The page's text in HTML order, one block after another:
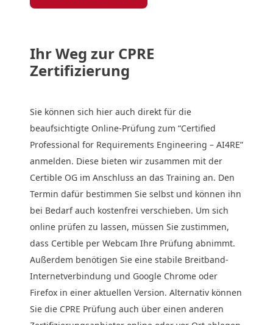
Ihr Weg zur CPRE
Zertifizierung
Sie können sich hier auch direkt für die
beaufsichtigte Online-Prüfung zum “Certified
Professional for Requirements Engineering – AI4RE”
anmelden. Diese bieten wir zusammen mit der
Certible OG im Anschluss an das Training an. Den
Termin dafür bestimmen Sie selbst und können ihn
bei Bedarf auch kostenfrei verschieben. Um sich
online prüfen zu lassen, müssen Sie zustimmen,
dass Certible per Webcam Ihre Prüfung abnimmt.
Außerdem benötigen Sie eine stabile Breitband-
Internetverbindung und Google Chrome oder
Firefox in einer aktuellen Version. Alternativ können
Sie die CPRE Prüfung auch über einen anderen